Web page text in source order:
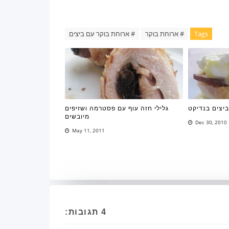
Tags # ארוחת בוקר # ארוחת בוקר עם ביצים
גלילי חזה עוף עם פסטרמה ושזיפים
מיובשים
May 11, 2011
ביצים בנדיקט
Dec 30, 2010
4 תגובות: